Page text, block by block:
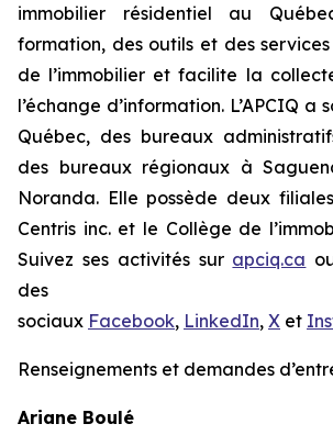
immobilier résidentiel au
formation, des outils et des
de l’immobilier et facilite la
l’échange d’information. L’APCIQ a
Québec, des bureaux
des bureaux régionaux à
Noranda. Elle possède deux
Centris inc. et le Collège de
Suivez ses activités sur apciq.ca
des
sociaux Facebook, LinkedIn, X et
Renseignements et demandes
Ariane Boulé